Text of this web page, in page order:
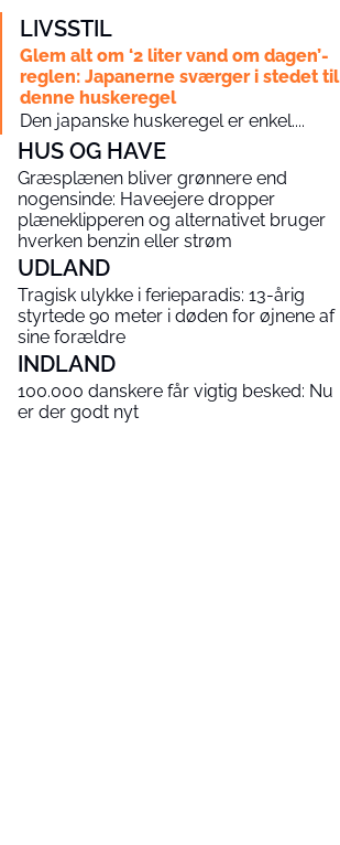
LIVSSTIL
Glem alt om ‘2 liter vand om dagen’-
reglen: Japanerne sværger i stedet til
denne huskeregel
Den japanske huskeregel er enkel....
HUS OG HAVE
Græsplænen bliver grønnere end
nogensinde: Haveejere dropper
plæneklipperen og alternativet bruger
hverken benzin eller strøm
UDLAND
Tragisk ulykke i ferieparadis: 13-årig
styrtede 90 meter i døden for øjnene af
sine forældre
INDLAND
100.000 danskere får vigtig besked: Nu
er der godt nyt